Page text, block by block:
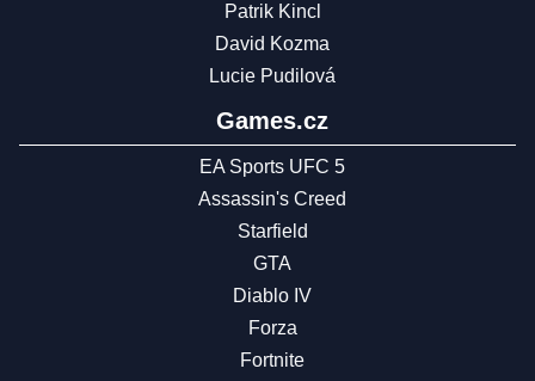
Patrik Kincl
David Kozma
Lucie Pudilová
Games.cz
EA Sports UFC 5
Assassin's Creed
Starfield
GTA
Diablo IV
Forza
Fortnite